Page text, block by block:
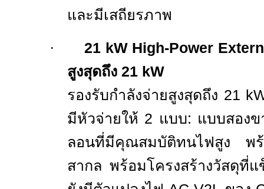
และมีเสถียรภาพ
·
21 kW High-Power
สูงสุดถึง 21 kW
รองรับกำลังจ่ายสูงสุดถึง 21
มีหัวจ่ายให้ 2 แบบ: แบบสอง
ลอนที่มีคุณสมบัติทนไฟสูง พร้
สากล พร้อมโครงสร้างวัสดุที่